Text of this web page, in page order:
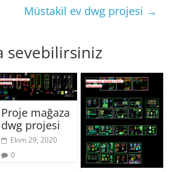
Müstakil ev dwg projesi →
sevebilirsiniz
Proje mağaza
dwg projesi
Ekim 29, 2020
0